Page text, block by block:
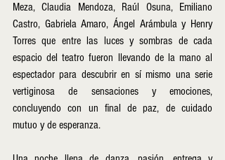
Meza, Claudia Mendoza, Raúl Osuna, Emiliano
Castro, Gabriela Amaro, Ángel Arámbula y Henry
Torres que entre las luces y sombras de cada
espacio del teatro fueron llevando de la mano al
espectador para descubrir en sí mismo una serie
vertiginosa de sensaciones y emociones,
concluyendo con un final de paz, de cuidado
mutuo y de esperanza.